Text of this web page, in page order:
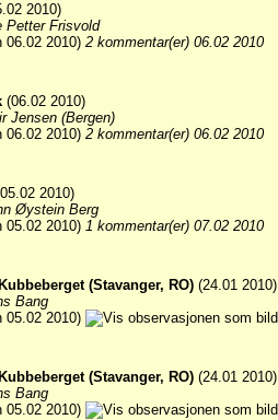
2010)
Petter Frisvold
06.02 2010) 2 kommentar(er) 06.02 2010
(06.02 2010)
Jensen (Bergen)
06.02 2010) 2 kommentar(er) 06.02 2010
2010)
Øystein Berg
05.02 2010) 1 kommentar(er) 07.02 2010
(Stavanger, RO) (24.01 2010)
Bang
05.02 2010)
(Stavanger, RO) (24.01 2010)
Bang
05.02 2010)